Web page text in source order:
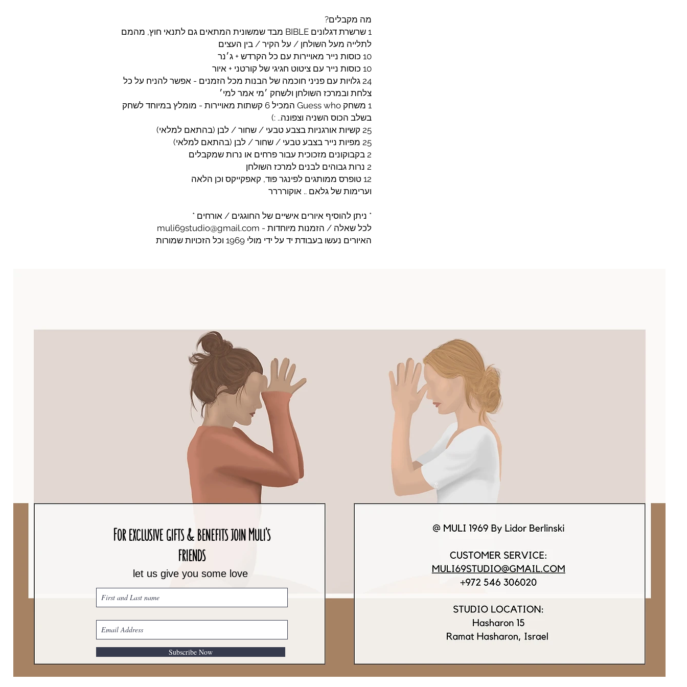
מה מקבלים?
1 שרשרת דגלונים BIBLE מבד שמשונית המתאים גם לתנאי חוץ, מהמם
לתלייה מעל השולחן / על הקיר / בין העצים
10 כוסות נייר מאויירות עם כל הקרדש + ג׳נר
10 כוסות נייר עם ציטוט חגיגי של קורטני + איור
24 גלויות עם פניני חוכמה של הבנות מכל הזמנים - אפשר להניח על כל
צלחת ובמרכז השולחן ולשחק ׳מי אמר למי׳
1 משחק Guess who המכיל 6 קשתות מאויירות - מומלץ במיוחד לשחק
בשלב הכוס השניה וצפונה.. :)
25 קשיות אורגניות בצבע טבעי / שחור / לבן (בהתאם למלאי)
25 מפיות נייר בצבע טבעי / שחור / לבן (בהתאם למלאי)
2 בקבוקונים מזכוכית עבור פרחים או נרות שמקבלים
2 נרות גבוהים לבנים למרכז השולחן
12 טופרס ממותגים לפינגר פוד, קאפקייקס וכן הלאה
וערימות של גלאם .. אוקורררר
* ניתן להוסיף איורים אישיים של החוגגים / אורחים *
לכל שאלה / הזמנות מיוחדות - muli69studio@gmail.com
האיורים נעשו בעבודת יד על ידי מולי 1969 וכל הזכויות שמורות
For exclusive gifts & benefits join Muli's
friends
let us give you some love
Subscribe Now